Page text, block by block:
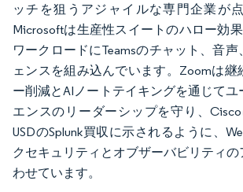
ッチを狙うアジャイルな専門企業が
Microsoftは生産性スイートのハロー効
ワークロードにTeamsのチャット、音
ェンスを組み込んでいます。Zoomは継
ー削減とAIノートテイキングを通じてユ
エンスのリーダーシップを守り、
USDのSplunk買収に示されるように、
クセキュリティとオブザーバビリティ
わせています。